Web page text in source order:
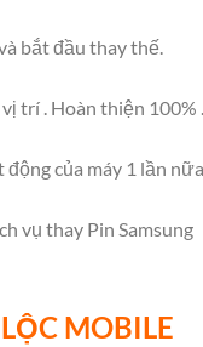
bắt đầu thay thế.
trí . Hoàn thiện 100% .
của máy 1 lần
vụ thay Pin Samsung
MOBILE